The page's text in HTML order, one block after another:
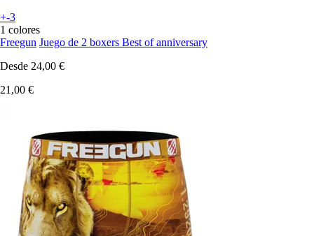
+-3
1 colores
Freegun Juego de 2 boxers Best of anniversary
Desde 24,00 €
21,00 €